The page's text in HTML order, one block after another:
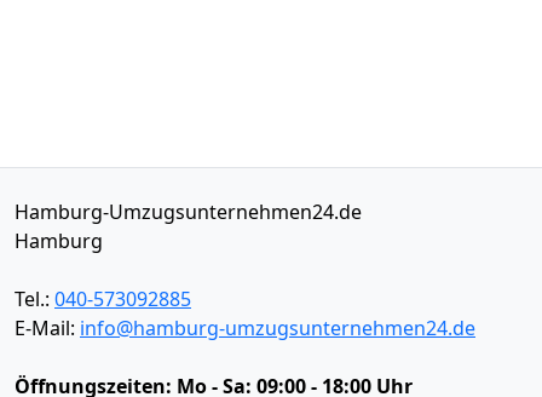
Hamburg-Umzugsunternehmen24.de
Hamburg
Tel.: 040-573092885
E-Mail: info@hamburg-umzugsunternehmen24.de
Öffnungszeiten: Mo - Sa: 09:00 - 18:00 Uhr